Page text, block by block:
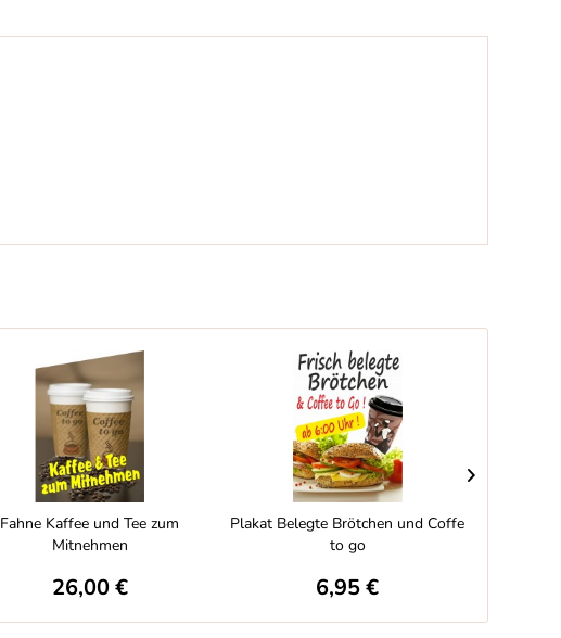
Fahne Kaffee und Tee zum
Mitnehmen
26,00 €
Plakat Belegte Brötchen und Coffe
to go
6,95 €